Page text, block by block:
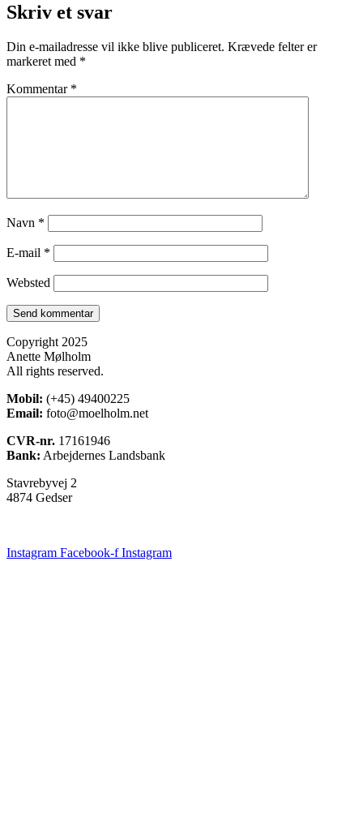
Skriv et svar
Din e-mailadresse vil ikke blive publiceret. Krævede felter er
markeret med *
Kommentar *
Navn *
E-mail *
Websted
Copyright 2025
Anette Mølholm
All rights reserved.
Mobil: (+45) 49400225
Email: foto@moelholm.net
CVR-nr. 17161946
Bank: Arbejdernes Landsbank
Stavrebyvej 2
4874 Gedser
Instagram Facebook-f Instagram